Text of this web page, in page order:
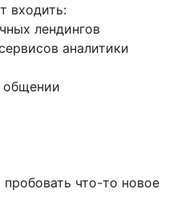
входить:
лендингов
аналитики
общении
что-то новое